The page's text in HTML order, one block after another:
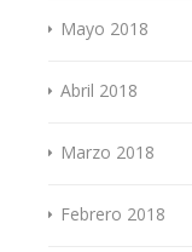
Mayo 2018
Abril 2018
Marzo 2018
Febrero 2018